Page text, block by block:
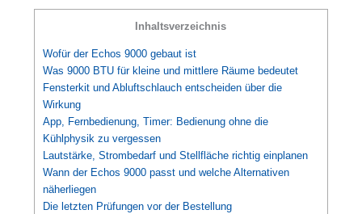
Inhaltsverzeichnis
Wofür der Echos 9000 gebaut ist
Was 9000 BTU für kleine und mittlere Räume bedeutet
Fensterkit und Abluftschlauch entscheiden über die
Wirkung
App, Fernbedienung, Timer: Bedienung ohne die
Kühlphysik zu vergessen
Lautstärke, Strombedarf und Stellfläche richtig einplanen
Wann der Echos 9000 passt und welche Alternativen
näherliegen
Die letzten Prüfungen vor der Bestellung